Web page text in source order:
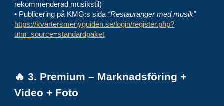
rekommenderad musikstil)
• Publicering på KMG:s sida “Restauranger med musik”
https://kvartersmenyguiden.se/login/register.php?
utm_source=standardpaket
🔥 3. Premium – Marknadsföring +
Video + Foto